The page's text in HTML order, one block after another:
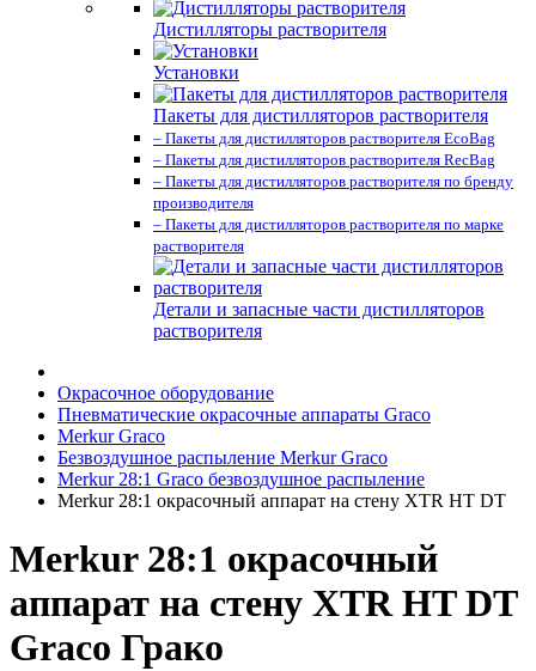
Дистилляторы растворителя
Установки
Пакеты для дистилляторов растворителя
– Пакеты для дистилляторов растворителя EcoBag
– Пакеты для дистилляторов растворителя RecBag
– Пакеты для дистилляторов растворителя по бренду
производителя
– Пакеты для дистилляторов растворителя по марке
растворителя
Детали и запасные части дистилляторов
растворителя
Окрасочное оборудование
Пневматические окрасочные аппараты Graco
Merkur Graco
Безвоздушное распыление Merkur Graco
Merkur 28:1 Graco безвоздушное распыление
Merkur 28:1 окрасочный аппарат на стену XTR HT DT
Merkur 28:1 окрасочный
аппарат на стену XTR HT DT
Graco Грако